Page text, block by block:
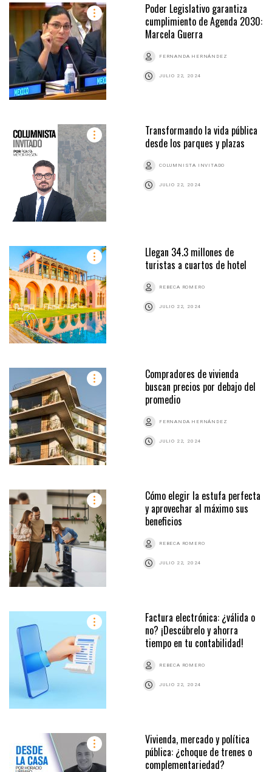
Poder Legislativo garantiza
cumplimiento de Agenda 2030:
Marcela Guerra
FERNANDA HERNÁNDEZ
JULIO 22, 2024
Transformando la vida pública
desde los parques y plazas
COLUMNISTA INVITADO
JULIO 22, 2024
Llegan 34.3 millones de
turistas a cuartos de hotel
REBECA ROMERO
JULIO 22, 2024
Compradores de vivienda
buscan precios por debajo del
promedio
FERNANDA HERNÁNDEZ
JULIO 22, 2024
Cómo elegir la estufa perfecta
y aprovechar al máximo sus
beneficios
REBECA ROMERO
JULIO 22, 2024
Factura electrónica: ¿válida o
no? ¡Descúbrelo y ahorra
tiempo en tu contabilidad!
REBECA ROMERO
JULIO 22, 2024
Vivienda, mercado y política
pública: ¿choque de trenes o
complementariedad?